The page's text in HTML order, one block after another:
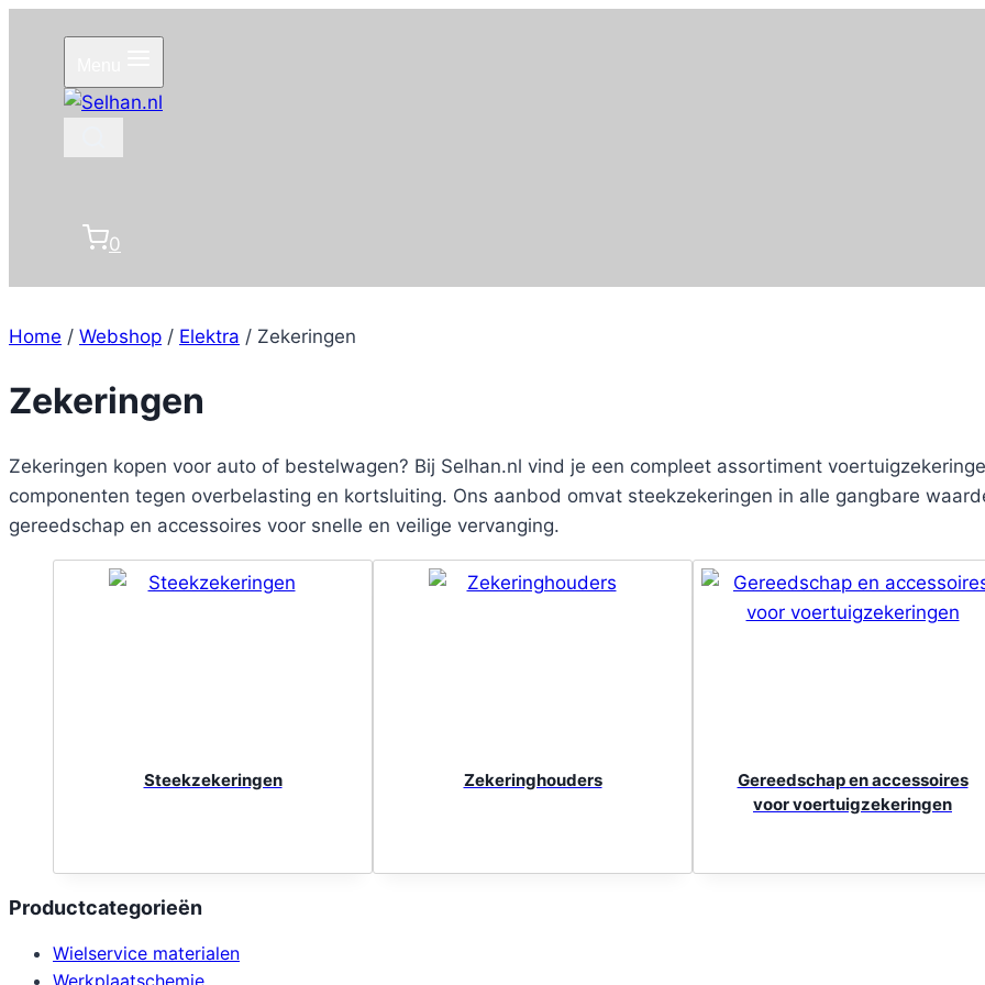
inhoud
0
Home / Webshop / Elektra / Zekeringen
Zekeringen
Zekeringen kopen voor auto of bestelwagen? Bij Selhan.nl vind je een compleet assortiment
componenten tegen overbelasting en kortsluiting. Ons aanbod omvat steekzekeringen in alle gangbare
gereedschap en accessoires voor snelle en veilige vervanging.
Steekzekeringen Zekeringhouders
Gereedschap en accessoires
voor voertuigzekeringen
Productcategorieën
Wielservice materialen